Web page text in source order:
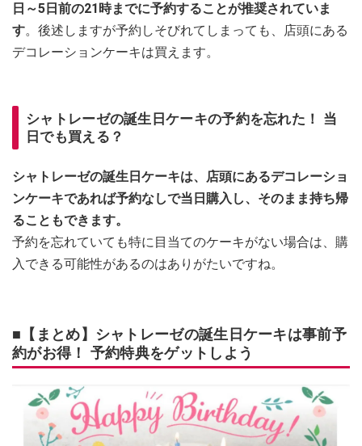
日～5日前の21時までに予約することが推奨されていま
す。後述しますが予約しそびれてしまっても、店頭にある
デコレーションケーキは買えます。
シャトレーゼの誕生日ケーキの予約を忘れた！ 当
日でも買える？
シャトレーゼの誕生日ケーキは、店頭にあるデコレーショ
ンケーキであれば予約なしで当日購入し、そのまま持ち帰
ることもできます。
予約を忘れていても特に目当てのケーキがない場合は、購
入できる可能性があるのはありがたいですね。
■【まとめ】シャトレーゼの誕生日ケーキは事前予
約がお得！ 予約特典をゲットしよう